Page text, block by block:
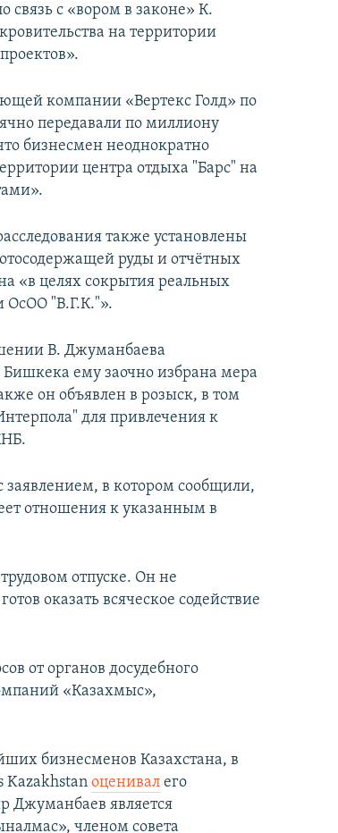
связь с «вором в законе» К.
на территории
компании «Вертекс Голд» по
передавали по миллиону
бизнесмен неоднократно
центра отдыха "Барс" на
также установлены
руды и отчётных
«в целях сокрытия реальных
ОсОО "В.Г.К."».
В. Джуманбаева
Бишкека ему заочно избрана мера
он объявлен в розыск, в том
для привлечения к
заявлением, в котором сообщили,
отношения к указанным в
отпуске. Он не
оказать всяческое содействие
от органов досудебного
«Казахмыс»,
бизнесменов Казахстана, в
Kazakhstanоценивал его
Джуманбаев является
членом совета